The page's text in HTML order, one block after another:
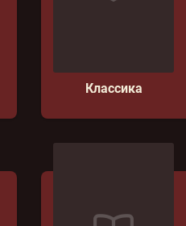
Классика